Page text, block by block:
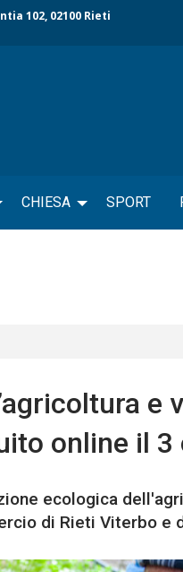
102, 02100 Rieti
CHIESA SPORT
e
online il
ecologica
di Rieti Viterbo e